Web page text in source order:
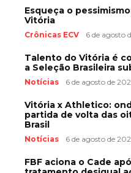
Esqueça o
Vitória
Crônicas ECV 6 de agosto
Talento do Vitória é
a Seleção Brasileira
Notícias 6 de agosto de
Vitória x Athletico:
partida de volta das
Brasil
Notícias 6 de agosto de
FBF aciona o Cade